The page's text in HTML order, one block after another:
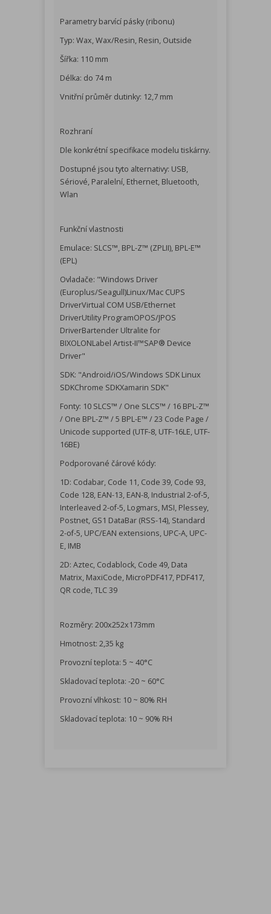
Parametry barvící pásky (ribonu)
Typ: Wax, Wax/Resin, Resin, Outside
Šířka: 110 mm
Délka: do 74 m
Vnitřní průměr dutinky: 12,7 mm
Rozhraní
Dle konkrétní specifikace modelu tiskárny.
Dostupné jsou tyto alternativy: USB,
Sériové, Paralelní, Ethernet, Bluetooth,
Wlan
Funkční vlastnosti
Emulace: SLCS™, BPL-Z™ (ZPLII), BPL-E™
(EPL)
Ovladače: "Windows Driver
(Europlus/Seagull)Linux/Mac CUPS
DriverVirtual COM USB/Ethernet
DriverUtility ProgramOPOS/JPOS
DriverBartender Ultralite for
BIXOLONLabel Artist-II™SAP® Device
Driver"
SDK: "Android/iOS/Windows SDK Linux
SDKChrome SDKXamarin SDK"
Fonty: 10 SLCS™ / One SLCS™ / 16 BPL-Z™
/ One BPL-Z™ / 5 BPL-E™ / 23 Code Page /
Unicode supported (UTF-8, UTF-16LE, UTF-
16BE)
Podporované čárové kódy:
1D: Codabar, Code 11, Code 39, Code 93,
Code 128, EAN-13, EAN-8, Industrial 2-of-5,
Interleaved 2-of-5, Logmars, MSI, Plessey,
Postnet, GS1 DataBar (RSS-14), Standard
2-of-5, UPC/EAN extensions, UPC-A, UPC-
E, IMB
2D: Aztec, Codablock, Code 49, Data
Matrix, MaxiCode, MicroPDF417, PDF417,
QR code, TLC 39
Rozměry: 200x252x173mm
Hmotnost: 2,35 kg
Provozní teplota: 5 ~ 40°C
Skladovací teplota: -20 ~ 60°C
Provozní vlhkost: 10 ~ 80% RH
Skladovací teplota: 10 ~ 90% RH